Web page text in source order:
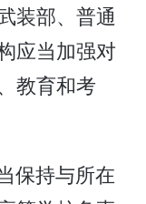
装部、普通
应当加强对
教育和考
保持与所在